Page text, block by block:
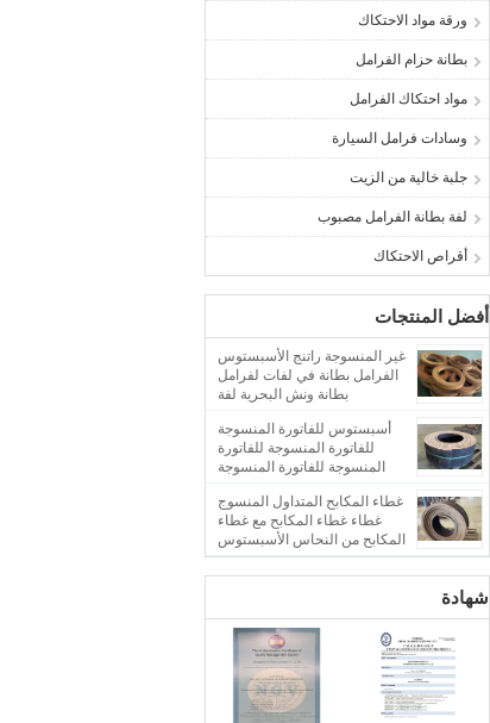
ورقة مواد الاحتكاك
بطانة حزام الفرامل
مواد احتكاك الفرامل
وسادات فرامل السيارة
جلبة خالية من الزيت
لفة بطانة الفرامل مصبوب
أقراص الاحتكاك
أفضل المنتجات
غير المنسوجة راتنج الأسبستوس
الفرامل بطانة في لفات لفرامل
بطانة ونش البحرية لفة
أسبستوس للفاتورة المنسوجة
للفاتورة المنسوجة للفاتورة
المنسوجة للفاتورة المنسوجة
غطاء المكابح المتداول المنسوج
غطاء غطاء المكابح مع غطاء
المكابح من النحاس الأسبستوس
شهادة